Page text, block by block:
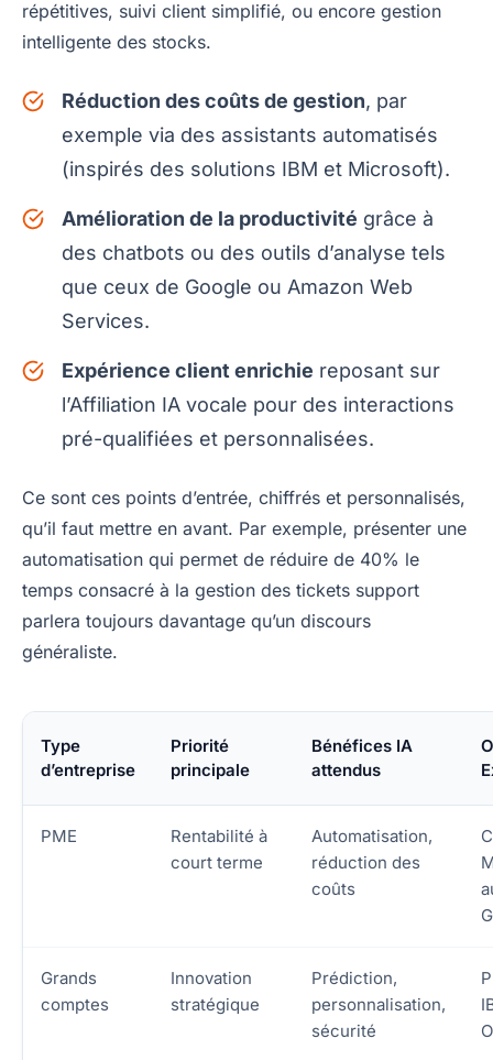
répétitives, suivi client simplifié, ou encore gestion
intelligente des stocks.
Réduction des coûts de gestion, par
exemple via des assistants automatisés
(inspirés des solutions IBM et Microsoft).
Amélioration de la productivité grâce à
des chatbots ou des outils d’analyse tels
que ceux de Google ou Amazon Web
Services.
Expérience client enrichie reposant sur
l’Affiliation IA vocale pour des interactions
pré-qualifiées et personnalisées.
Ce sont ces points d’entrée, chiffrés et personnalisés,
qu’il faut mettre en avant. Par exemple, présenter une
automatisation qui permet de réduire de 40% le
temps consacré à la gestion des tickets support
parlera toujours davantage qu’un discours
généraliste.
Type
d’entreprise
Priorité
principale
Bénéfices IA
attendus
PME
Rentabilité à
court terme
Automatisation,
réduction des
coûts
Grands
comptes
Innovation
stratégique
Prédiction,
personnalisation,
sécurité